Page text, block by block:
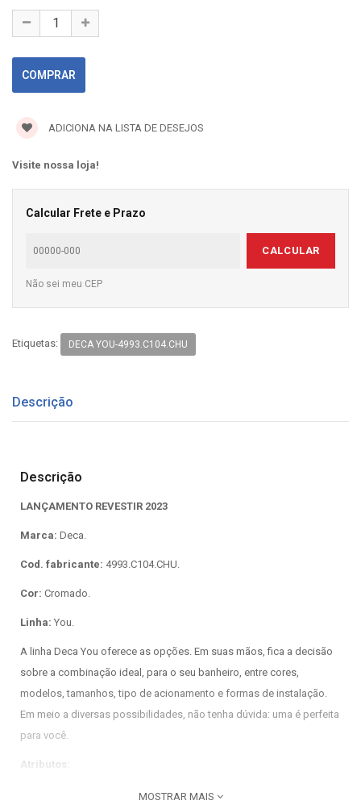
ADICIONA NA LISTA DE DESEJOS
Visite nossa loja!
Calcular Frete e Prazo
CALCULAR
Não sei meu CEP
Etiquetas: DECA YOU-4993.C104.CHU
Descrição
Descrição
LANÇAMENTO REVESTIR 2023
Marca: Deca.
Cod. fabricante: 4993.C104.CHU.
Cor: Cromado.
Linha: You.
A linha Deca You oferece as opções. Em suas mãos, fica a decisão
sobre a combinação ideal, para o seu banheiro, entre cores,
modelos, tamanhos, tipo de acionamento e formas de instalação.
Em meio a diversas possibilidades, não tenha dúvida: uma é perfeita
para você.
Atributos:
Deca You.MOSTRAR MAIS